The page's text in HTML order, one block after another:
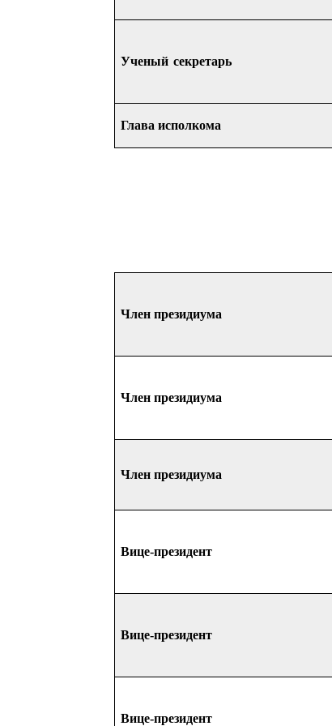
Ученый секретарь
Глава исполкома
Член президиума
Член президиума
Член президиума
Вице-президент
Вице-президент
Вице-президент